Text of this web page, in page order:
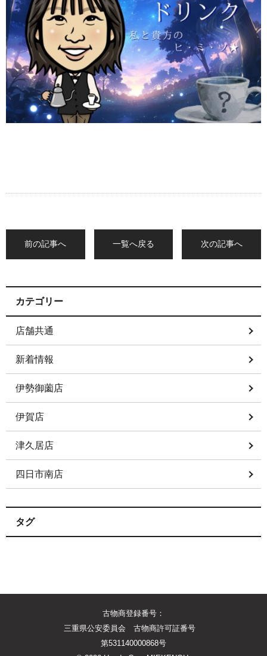
前の記事へ 一覧へ戻る 次の記事へ
カテゴリー
店舗共通
新着情報
伊勢御薗店
伊賀店
津久居店
四日市南店
タグ
古物商登録番号：
三重県公安委員会 古物商許可証番号
第531140000868号